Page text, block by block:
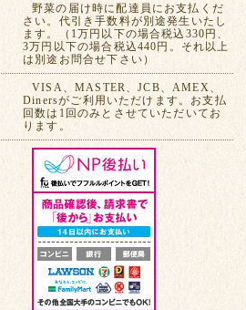
野菜の届け時に配達員にお支払くだ
さい。代引き手数料が別途発生いたし
ます。（1万円以下の場合税込330円、
3万円以下の場合税込440円。それ以上
は別途お問合せ下さい）
VISA、MASTER、JCB、AMEX、
Dinersがご利用いただけます。お支払
回数は1回のみとさせていただいてお
ります。